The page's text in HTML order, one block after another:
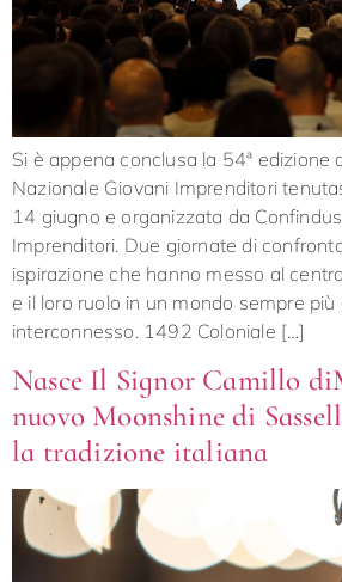
Si è appena conclusa la 54ª edizione
Nazionale Giovani Imprenditori
14 giugno e organizzata da
Imprenditori. Due giornate di
ispirazione che hanno messo al
e il loro ruolo in un mondo sempre
interconnesso. 1492 Coloniale […]
Nasce Il Signor Camillo
nuovo Moonshine di
la tradizione italiana